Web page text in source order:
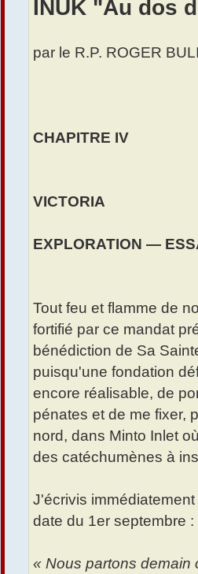
INUK "Au dos
par le R.P. ROGER
CHAPITRE IV
VICTORIA
EXPLORATION —
Tout feu et flamme de
fortifié par ce mandat
bénédiction de Sa
puisqu'une fondation
encore réalisable, de
pénates et de me fixer,
nord, dans Minto Inlet
des catéchumènes à
J'écrivis
date du 1er septembre :
« Nous partons demain